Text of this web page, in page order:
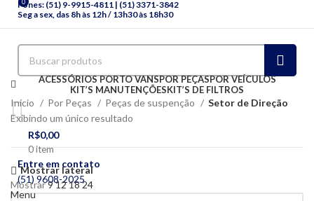
Fones: (51) 9-9915-4811 | (51) 3371-3842
Seg a sex, das 8h às 12h / 13h30 às 18h30
0item
R$0,00
Entre em contato
(51) 9608-2025
Menu
0
ACESSÓRIOS PORTO VANSPOR PEÇASPOR VEÍCULOS
KIT’S MANUTENÇÕESKIT’S DE FILTROS
Início Por Peças Peças de suspenção
Setor de Direção
Exibindo um único resultado
Mostrar lateral
Mostrar9121824